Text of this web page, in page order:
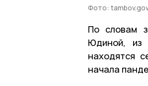
Фото:
По словам
Юдиной, из
находятся
начала